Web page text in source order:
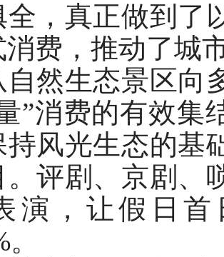
全，真正做到了
费，推动了城
生态景区向多
”消费的有效集
持风光生态的基
。评剧、京剧、
演，让假日